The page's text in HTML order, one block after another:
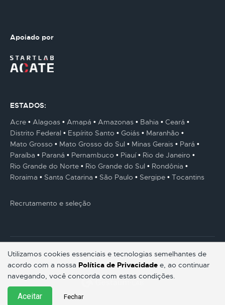
Utilizamos cookies essenciais e tecnologias semelhantes de
acordo com a nossa Política de Privacidade e, ao continuar
navegando, você concorda com estas condições.
Aceitar Fechar
Apoiado por
ESTADOS:
Acre
Alagoas Amapá Amazonas Bahia
Ceará
Distrito Federal
Espírito Santo Goiás
Maranhão
Mato Grosso
Mato Grosso do Sul Minas Gerais
Pará
Paraíba
Paraná Pernambuco Piauí
Rio de Janeiro
Rio Grande do Norte
Rio Grande do Sul
Rondônia
Roraima
Santa Catarina São Paulo Sergipe Tocantins
Recrutamento e seleção
© Gestaum Lab ® Todos os direitos reservados.